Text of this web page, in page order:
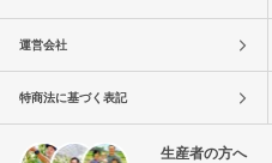
運営会社
特商法に基づく表記
生産者の方へ